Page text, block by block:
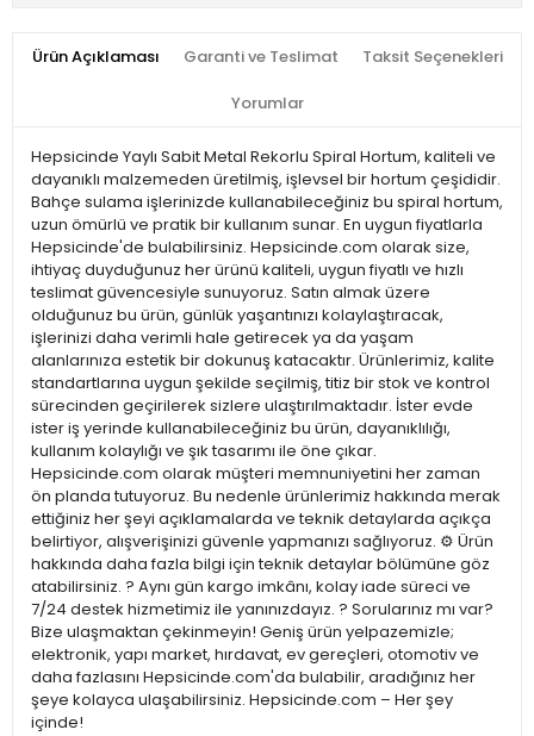
Ürün Açıklaması Garanti ve Teslimat Taksit Seçenekleri
Yorumlar
Hepsicinde Yaylı Sabit Metal Rekorlu Spiral Hortum, kaliteli ve
dayanıklı malzemeden üretilmiş, işlevsel bir hortum çeşididir.
Bahçe sulama işlerinizde kullanabileceğiniz bu spiral hortum,
uzun ömürlü ve pratik bir kullanım sunar. En uygun fiyatlarla
Hepsicinde'de bulabilirsiniz. Hepsicinde.com olarak size,
ihtiyaç duyduğunuz her ürünü kaliteli, uygun fiyatlı ve hızlı
teslimat güvencesiyle sunuyoruz. Satın almak üzere
olduğunuz bu ürün, günlük yaşantınızı kolaylaştıracak,
işlerinizi daha verimli hale getirecek ya da yaşam
alanlarınıza estetik bir dokunuş katacaktır. Ürünlerimiz, kalite
standartlarına uygun şekilde seçilmiş, titiz bir stok ve kontrol
sürecinden geçirilerek sizlere ulaştırılmaktadır. İster evde
ister iş yerinde kullanabileceğiniz bu ürün, dayanıklılığı,
kullanım kolaylığı ve şık tasarımı ile öne çıkar.
Hepsicinde.com olarak müşteri memnuniyetini her zaman
ön planda tutuyoruz. Bu nedenle ürünlerimiz hakkında merak
ettiğiniz her şeyi açıklamalarda ve teknik detaylarda açıkça
belirtiyor, alışverişinizi güvenle yapmanızı sağlıyoruz. ⚙️ Ürün
hakkında daha fazla bilgi için teknik detaylar bölümüne göz
atabilirsiniz. ? Aynı gün kargo imkânı, kolay iade süreci ve
7/24 destek hizmetimiz ile yanınızdayız. ? Sorularınız mı var?
Bize ulaşmaktan çekinmeyin! Geniş ürün yelpazemizle;
elektronik, yapı market, hırdavat, ev gereçleri, otomotiv ve
daha fazlasını Hepsicinde.com'da bulabilir, aradığınız her
şeye kolayca ulaşabilirsiniz. Hepsicinde.com – Her şey
içinde!